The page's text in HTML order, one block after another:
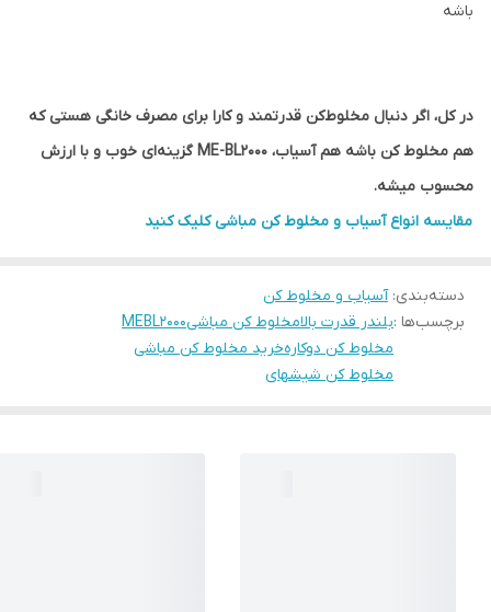
باشه
در کل، اگر دنبال مخلوط‌کن قدرتمند و کارا برای مصرف خانگی هستی که
هم مخلوط کن باشه هم آسیاب، ME-BL2000 گزینه‌ای خوب و با ارزش
محسوب میشه.
مقایسه انواع آسیاب و مخلوط کن مباشی کلیک کنید
دسته‌بندی:آسیاب و مخلوط کن
برچسب‌ها :بلندر قدرت بالامخلوط کن مباشیMEBL2000
مخلوط کن دوکارهخرید مخلوط کن مباشی
مخلوط کن شیشهای